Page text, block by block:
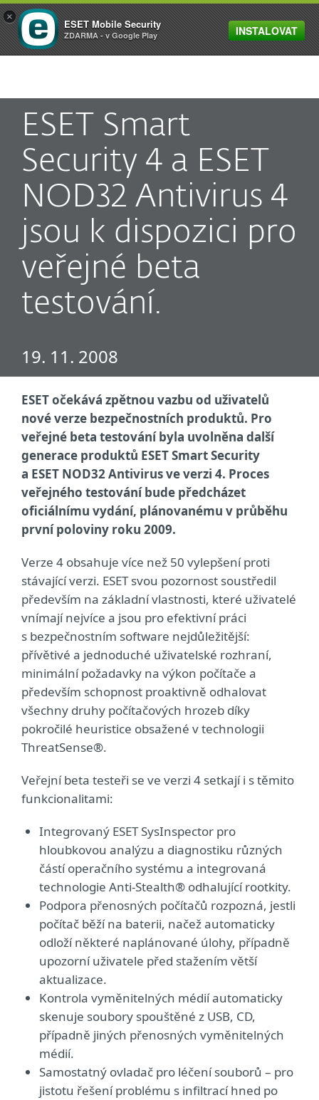
MENU
ESET Smart
Security 4 a ESET
NOD32 Antivirus 4
jsou k dispozici pro
veřejné beta
testování.
19. 11. 2008
ESET očekává zpětnou vazbu od uživatelů
nové verze bezpečnostních produktů. Pro
veřejné beta testování byla uvolněna další
generace produktů ESET Smart Security
a ESET NOD32 Antivirus ve verzi 4. Proces
veřejného testování bude předcházet
oficiálnímu vydání, plánovanému v průběhu
první poloviny roku 2009.
Verze 4 obsahuje více než 50 vylepšení proti
stávající verzi. ESET svou pozornost soustředil
především na základní vlastnosti, které uživatelé
vnímají nejvíce a jsou pro efektivní práci
s bezpečnostním software nejdůležitější:
přívětivé a jednoduché uživatelské rozhraní,
minimální požadavky na výkon počítače a
především schopnost proaktivně odhalovat
všechny druhy počítačových hrozeb díky
pokročilé heuristice obsažené v technologii
ThreatSense®.
Veřejní beta testeři se ve verzi 4 setkají i s těmito
funkcionalitami:
Integrovaný ESET SysInspector pro
hloubkovou analýzu a diagnostiku různých
částí operačního systému a integrovaná
technologie Anti-Stealth® odhalující rootkity.
Podpora přenosných počítačů rozpozná, jestli
počítač běží na baterii, načež automaticky
odloží některé naplánované úlohy, případně
upozorní uživatele před stažením větší
aktualizace.
Kontrola vyměnitelných médií automaticky
skenuje soubory spouštěné z USB, CD,
případně jiných přenosných vyměnitelných
médií.
Samostatný ovladač pro léčení souborů – pro
jistotu řešení problému s infiltrací hned po
×
ESET Mobile Security
ZDARMA - v Google Play INSTALOVAT